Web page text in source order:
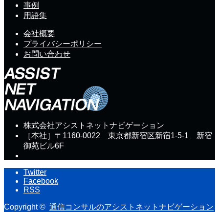
事例
用語集
会社概要
プライバシーポリシー
お問い合わせ
株式会社アシストネットナビゲーション
［本社］〒1160-0022 東京都新宿区新宿1-5-1 新宿
御苑ビル6F
Twitter
Facebook
RSS
Copyright © 通信コンサルのアシストネットナビゲーション